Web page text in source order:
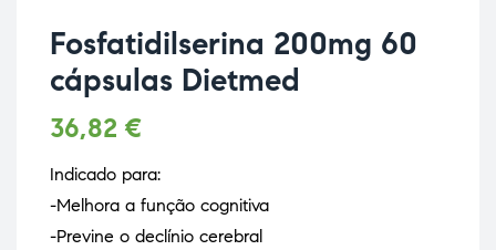
Fosfatidilserina 200mg 60
cápsulas Dietmed
36,82 €
Indicado para:
-Melhora a função cognitiva
-Previne o declínio cerebral